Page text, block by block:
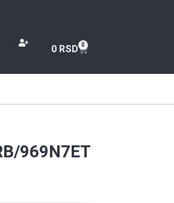
0 RSD 0
969N7ET